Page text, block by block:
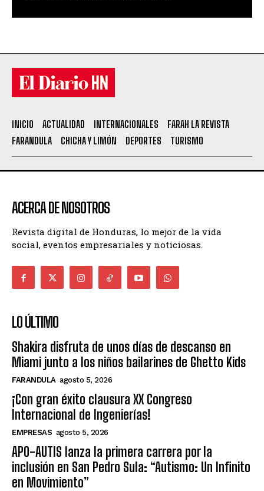
INICIO ACTUALIDAD INTERNACIONALES
FARAH LA REVISTA
FARANDULA
CHICHA Y LIMÓN DEPORTES TURISMO
ACERCA DE NOSOTROS
Revista digital de Honduras, lo mejor de la vida
social, eventos empresariales y noticiosas.
LO ÚLTIMO
Shakira disfruta de unos días de descanso en
Miami junto a los niños bailarines de Ghetto Kids
FARANDULA agosto 5, 2026
¡Con gran éxito clausura XX Congreso
Internacional de Ingenierías!
EMPRESAS agosto 5, 2026
APO-AUTIS lanza la primera carrera por la
inclusión en San Pedro Sula: “Autismo: Un Infinito
en Movimiento”